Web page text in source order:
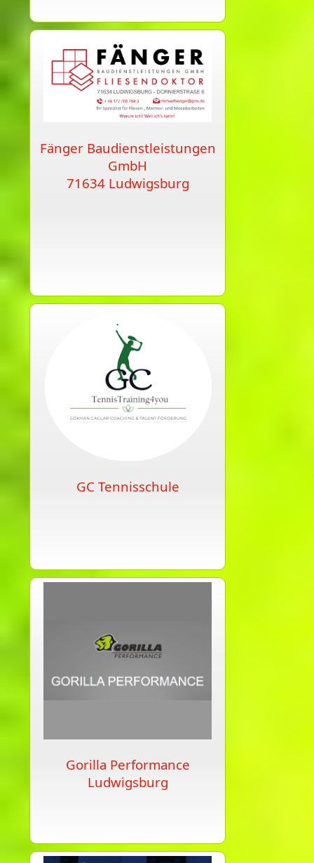
Fänger Baudienstleistungen
GmbH
71634 Ludwigsburg
GC Tennisschule
Gorilla Performance
Ludwigsburg